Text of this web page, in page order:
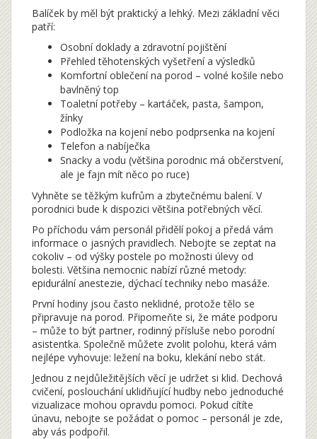
Balíček by měl být praktický a lehký. Mezi základní věci
patří:
Osobní doklady a zdravotní pojištění
Přehled těhotenských vyšetření a výsledků
Komfortní oblečení na porod – volné košile nebo
bavlněný top
Toaletní potřeby – kartáček, pasta, šampon,
žínky
Podložka na kojení nebo podprsenka na kojení
Telefon a nabíječka
Snacky a vodu (většina porodnic má občerstvení,
ale je fajn mít něco po ruce)
Vyhněte se těžkým kufrům a zbytečnému balení. V
porodnici bude k dispozici většina potřebných věcí.
Po příchodu vám personál přidělí pokoj a předá vám
informace o jasných pravidlech. Nebojte se zeptat na
cokoliv – od výšky postele po možnosti úlevy od
bolesti. Většina nemocnic nabízí různé metody:
epidurální anestezie, dýchací techniky nebo masáže.
První hodiny jsou často neklidné, protože tělo se
připravuje na porod. Připomeňte si, že máte podporu
– může to být partner, rodinný přísluše nebo porodní
asistentka. Společně můžete zvolit polohu, která vám
nejlépe vyhovuje: ležení na boku, klekání nebo stát.
Jednou z nejdůležitějších věcí je udržet si klid. Dechová
cvičení, poslouchání uklidňující hudby nebo jednoduché
vizualizace mohou opravdu pomoci. Pokud cítíte
únavu, nebojte se požádat o pomoc – personál je zde,
aby vás podpořil.